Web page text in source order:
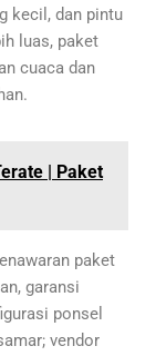
kecil, dan pintu
luas, paket
cuaca dan
| Paket
paket
garansi
ponsel
vendor